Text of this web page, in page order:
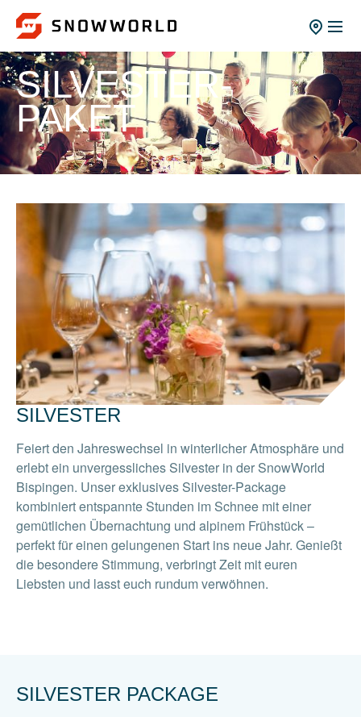
SILVESTER-
PAKET
SILVESTER
Feiert den Jahreswechsel in winterlicher Atmosphäre und
erlebt ein unvergessliches Silvester in der SnowWorld
Bispingen. Unser exklusives Silvester-Package
kombiniert entspannte Stunden im Schnee mit einer
gemütlichen Übernachtung und alpinem Frühstück –
perfekt für einen gelungenen Start ins neue Jahr. Genießt
die besondere Stimmung, verbringt Zeit mit euren
Liebsten und lasst euch rundum verwöhnen.
SILVESTER PACKAGE